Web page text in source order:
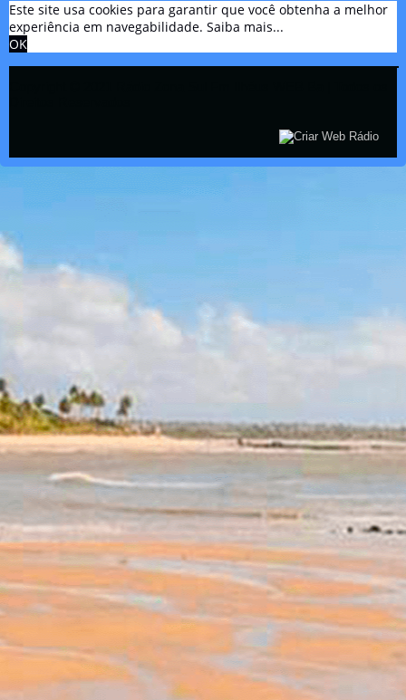
Este site usa cookies para garantir que você obtenha a melhor
experiência em navegabilidade. Saiba mais...
OK